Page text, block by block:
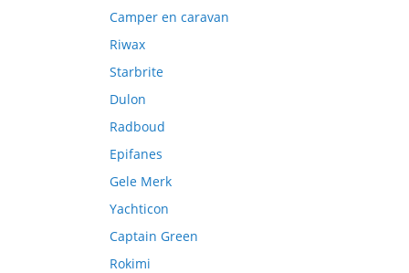
Camper en caravan
Riwax
Starbrite
Dulon
Radboud
Epifanes
Gele Merk
Yachticon
Captain Green
Rokimi